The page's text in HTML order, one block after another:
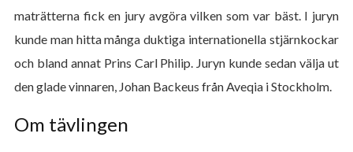
maträtterna fick en jury avgöra vilken som var bäst. I juryn
kunde man hitta många duktiga internationella stjärnkockar
och bland annat Prins Carl Philip. Juryn kunde sedan välja ut
den glade vinnaren, Johan Backeus från Aveqia i Stockholm.
Om tävlingen